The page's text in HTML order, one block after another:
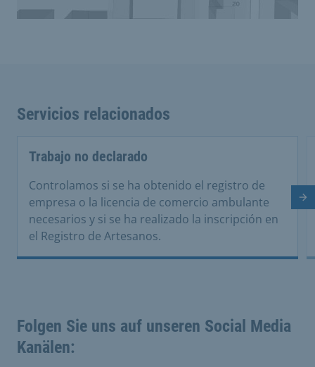
Servicios relacionados
Trabajo no declarado
Controlamos si se ha obtenido el registro de
empresa o la licencia de comercio ambulante
necesarios y si se ha realizado la inscripción en
el Registro de Artesanos.
Folgen Sie uns auf unseren Social Media
Kanälen: